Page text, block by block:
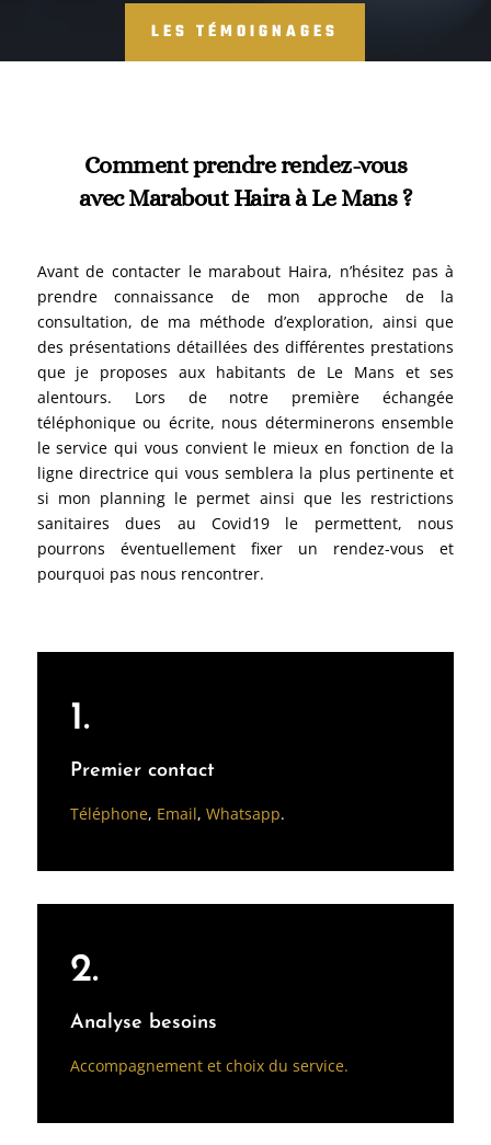
LES TÉMOIGNAGES
Comment prendre rendez-vous
avec Marabout Haira à Le Mans ?
Avant de contacter le marabout Haira, n’hésitez pas à
prendre connaissance de mon approche de la
consultation, de ma méthode d’exploration, ainsi que
des présentations détaillées des différentes prestations
que je proposes aux habitants de Le Mans et ses
alentours. Lors de notre première échangée
téléphonique ou écrite, nous déterminerons ensemble
le service qui vous convient le mieux en fonction de la
ligne directrice qui vous semblera la plus pertinente et
si mon planning le permet ainsi que les restrictions
sanitaires dues au Covid19 le permettent, nous
pourrons éventuellement fixer un rendez-vous et
pourquoi pas nous rencontrer.
1.
Premier contact
Téléphone, Email, Whatsapp.
2.
Analyse besoins
Accompagnement et choix du service.